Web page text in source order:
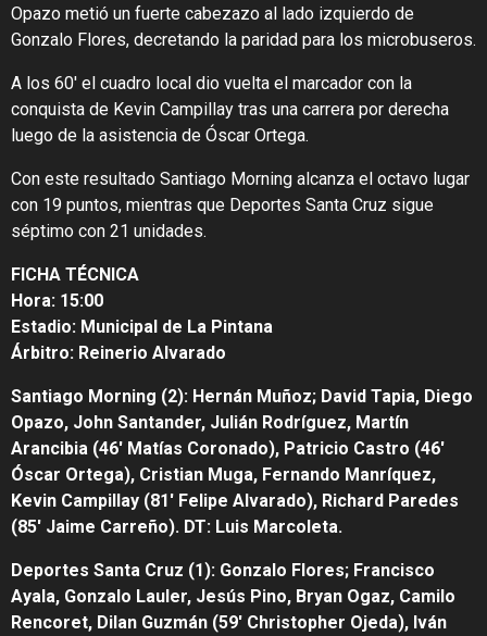
Opazo metió un fuerte cabezazo al lado izquierdo de
Gonzalo Flores, decretando la paridad para los microbuseros.
A los 60′ el cuadro local dio vuelta el marcador con la
conquista de Kevin Campillay tras una carrera por derecha
luego de la asistencia de Óscar Ortega.
Con este resultado Santiago Morning alcanza el octavo lugar
con 19 puntos, mientras que Deportes Santa Cruz sigue
séptimo con 21 unidades.
FICHA TÉCNICA
Hora: 15:00
Estadio: Municipal de La Pintana
Árbitro: Reinerio Alvarado
Santiago Morning (2): Hernán Muñoz; David Tapia, Diego
Opazo, John Santander, Julián Rodríguez, Martín
Arancibia (46′ Matías Coronado), Patricio Castro (46′
Óscar Ortega), Cristian Muga, Fernando Manríquez,
Kevin Campillay (81′ Felipe Alvarado), Richard Paredes
(85′ Jaime Carreño). DT: Luis Marcoleta.
Deportes Santa Cruz (1): Gonzalo Flores; Francisco
Ayala, Gonzalo Lauler, Jesús Pino, Bryan Ogaz, Camilo
Rencoret, Dilan Guzmán (59′ Christopher Ojeda), Iván